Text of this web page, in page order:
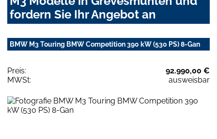
fordern Sie Ihr Angebot an
BMW M3 Touring BMW Competition 390 kW (530 PS) 8-Gan
Preis:
92.990,00 €
MWSt:
ausweisbar